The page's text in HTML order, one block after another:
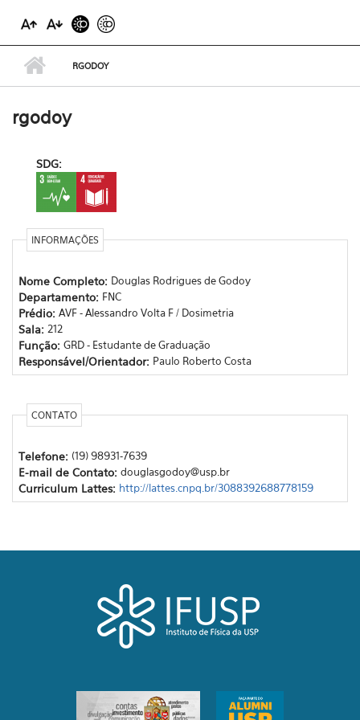
RGODOY
rgodoy
SDG:
INFORMAÇÕES
Nome Completo: Douglas Rodrigues de Godoy
Departamento: FNC
Prédio: AVF - Alessandro Volta F / Dosimetria
Sala: 212
Função: GRD - Estudante de Graduação
Responsável/Orientador: Paulo Roberto Costa
CONTATO
Telefone: (19) 98931-7639
E-mail de Contato: douglasgodoy@usp.br
Curriculum Lattes: http://lattes.cnpq.br/3088392688778159